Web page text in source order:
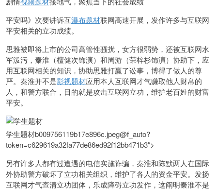
平安吗》次要讲诉互瀑布题材联网高速开展，发作许多与互联网
平安相关的立功成绩。
思雅被即将上市的公司高管性骚扰，女方很弱势，还被互联网水
军泼污，秦淮（檀健次饰演）和周游（荣梓杉饰演）协助下，应
用互联网相关的知识，协助思雅打赢了讼事，博得了做人的尊
严。秦淮并不是影视题材应用本人互联网才气赚取他人财帛的
人，和警方联合，目的就是攻击互联网立功，维护老百姓的财富
平安。
学生题材b009756119b17e896c.jpeg@f_auto?
token=c629619a32fa77de86ed92f12bb471b3″>
另有许多人都有过遭遇的电信实施诈骗，秦淮和陈默两人在国际
外协助警方破坏了立功相关组织，维护了各人的资金平安。发扬
互联网才气查清立功团体，乐成障碍立功发作，这阐明秦淮不是